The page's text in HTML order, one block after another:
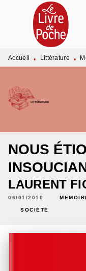
MENU
PIED DE PAGE
Accueil • Littérature •
NOUS
LAURENT
06/01/2010
SOCIÉTÉ